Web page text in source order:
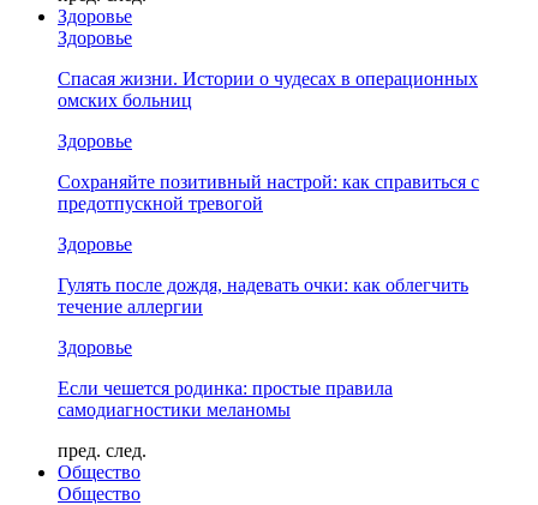
Здоровье
Здоровье
Спасая жизни. Истории о чудесах в операционных
омских больниц
Здоровье
Сохраняйте позитивный настрой: как справиться с
предотпускной тревогой
Здоровье
Гулять после дождя, надевать очки: как облегчить
течение аллергии
Здоровье
Если чешется родинка: простые правила
самодиагностики меланомы
пред. след.
Общество
Общество